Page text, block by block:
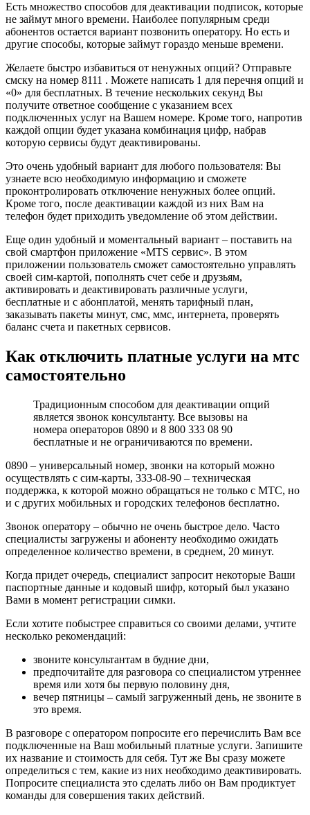
Есть множество способов для деактивации подписок, которые
не займут много времени. Наиболее популярным среди
абонентов остается вариант позвонить оператору. Но есть и
другие способы, которые займут гораздо меньше времени.
Желаете быстро избавиться от ненужных опций? Отправьте
смску на номер 8111 . Можете написать 1 для перечня опций и
«0» для бесплатных. В течение нескольких секунд Вы
получите ответное сообщение с указанием всех
подключенных услуг на Вашем номере. Кроме того, напротив
каждой опции будет указана комбинация цифр, набрав
которую сервисы будут деактивированы.
Это очень удобный вариант для любого пользователя: Вы
узнаете всю необходимую информацию и сможете
проконтролировать отключение ненужных более опций.
Кроме того, после деактивации каждой из них Вам на
телефон будет приходить уведомление об этом действии.
Еще один удобный и моментальный вариант – поставить на
свой смартфон приложение «MTS сервис». В этом
приложении пользователь сможет самостоятельно управлять
своей сим-картой, пополнять счет себе и друзьям,
активировать и деактивировать различные услуги,
бесплатные и с абонплатой, менять тарифный план,
заказывать пакеты минут, смс, ммс, интернета, проверять
баланс счета и пакетных сервисов.
Как отключить платные услуги на мтс
самостоятельно
Традиционным способом для деактивации опций
является звонок консультанту. Все вызовы на
номера операторов 0890 и 8 800 333 08 90
бесплатные и не ограничиваются по времени.
0890 – универсальный номер, звонки на который можно
осуществлять с сим-карты, 333-08-90 – техническая
поддержка, к которой можно обращаться не только с МТС, но
и с других мобильных и городских телефонов бесплатно.
Звонок оператору – обычно не очень быстрое дело. Часто
специалисты загружены и абоненту необходимо ожидать
определенное количество времени, в среднем, 20 минут.
Когда придет очередь, специалист запросит некоторые Ваши
паспортные данные и кодовый шифр, который был указано
Вами в момент регистрации симки.
Если хотите побыстрее справиться со своими делами, учтите
несколько рекомендаций:
звоните консультантам в будние дни,
предпочитайте для разговора со специалистом утреннее
время или хотя бы первую половину дня,
вечер пятницы – самый загруженный день, не звоните в
это время.
В разговоре с оператором попросите его перечислить Вам все
подключенные на Ваш мобильный платные услуги. Запишите
их название и стоимость для себя. Тут же Вы сразу можете
определиться с тем, какие из них необходимо деактивировать.
Попросите специалиста это сделать либо он Вам продиктует
команды для совершения таких действий.